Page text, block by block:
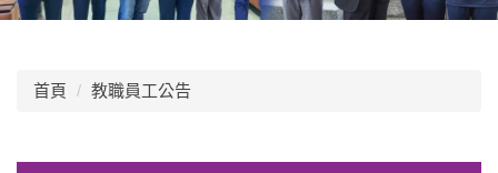
首頁 教職員工公告